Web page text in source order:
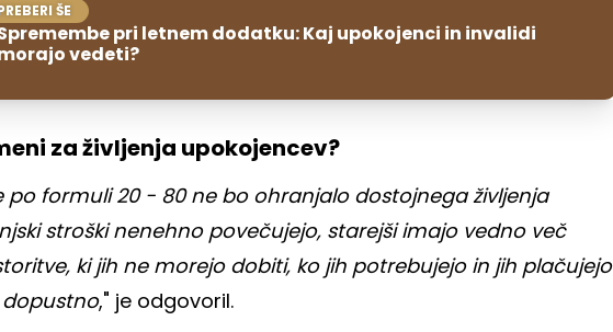
ŠE
pri letnem dodatku: Kaj upokojenci in invalidi
vedeti?
za življenja upokojencev?
po formuli 20 - 80 ne bo ohranjalo dostojnega življenja
stroški nenehno povečujejo, starejši imajo vedno več
ki jih ne morejo dobiti, ko jih potrebujejo in jih plačujejo
dopustno," je odgovoril.